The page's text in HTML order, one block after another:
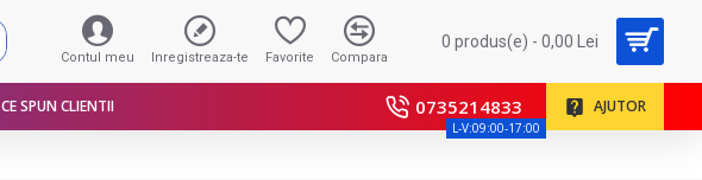
Contul meu Inregistreaza-te Favorite Compara
0 produs(e) - 0,00 Lei
CE SPUN CLIENTII 0735214833
L-V:09:00-17:00
AJUTOR